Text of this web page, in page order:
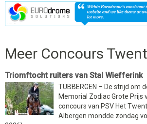
Meer Concours
Triomftocht ruiters van Stal Wiefferink
TUBBERGEN – De strijd om
Memorial Zodiac Grote Prijs
concours van PSV Het
Albergen mondde zondag